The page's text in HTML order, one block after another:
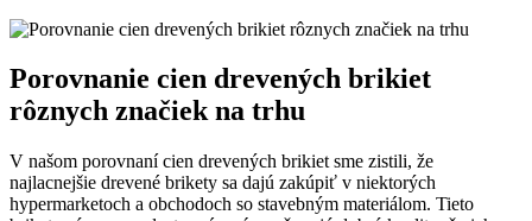
Porovnanie cien drevených brikiet
rôznych ⁢značiek na trhu
V našom porovnaní cien drevených ​brikiet sme zistili, že
najlacnejšie​ drevené brikety sa dajú zakúpiť v niektorých
hypermarketoch ⁣a obchodoch so stavebným ​materiálom. Tieto